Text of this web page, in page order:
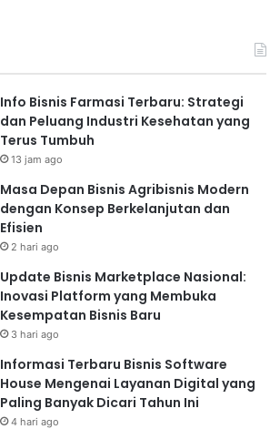
Info Bisnis Farmasi Terbaru: Strategi
dan Peluang Industri Kesehatan yang
Terus Tumbuh
13 jam ago
Masa Depan Bisnis Agribisnis Modern
dengan Konsep Berkelanjutan dan
Efisien
2 hari ago
Update Bisnis Marketplace Nasional:
Inovasi Platform yang Membuka
Kesempatan Bisnis Baru
3 hari ago
Informasi Terbaru Bisnis Software
House Mengenai Layanan Digital yang
Paling Banyak Dicari Tahun Ini
4 hari ago